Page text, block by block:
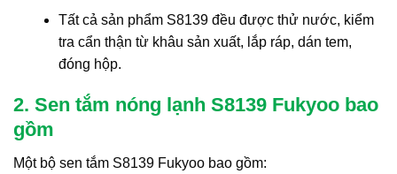
Tất cả sản phẩm S8139 đều được thử nước, kiểm
tra cẩn thận từ khâu sản xuất, lắp ráp, dán tem,
đóng hộp.
2. Sen tắm nóng lạnh S8139 Fukyoo bao
gồm
Một bộ sen tắm S8139 Fukyoo bao gồm: